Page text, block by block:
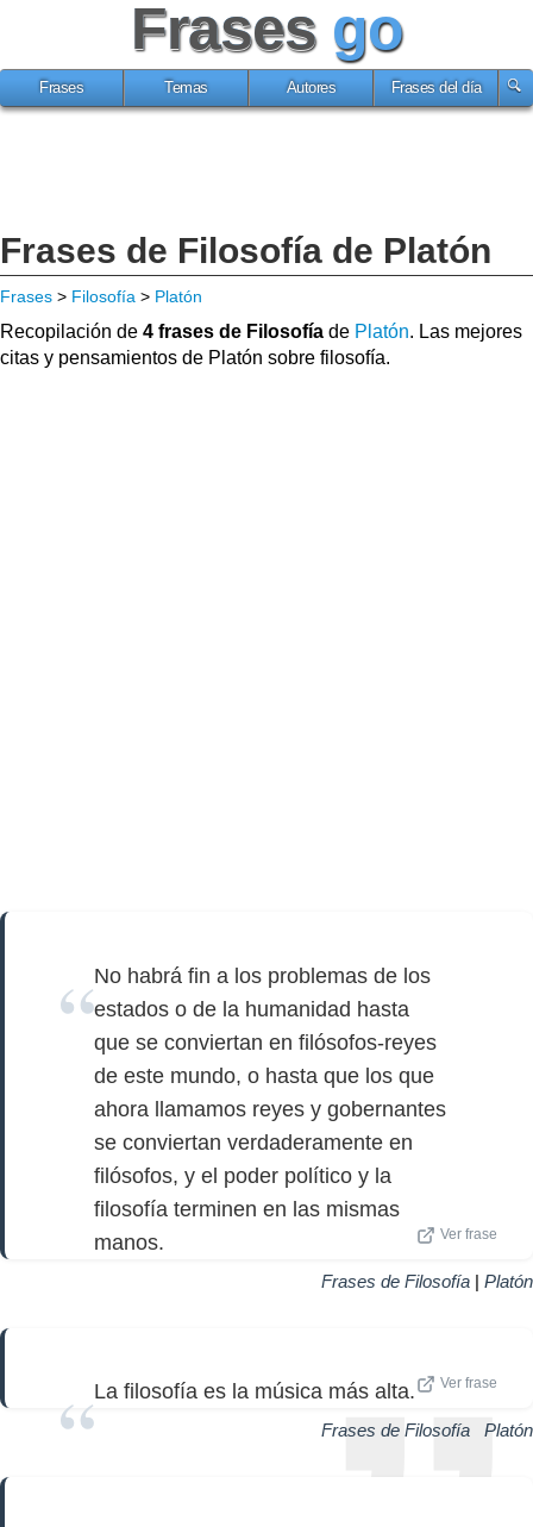
Frases go
Frases Temas Autores Frases del día
Frases de Filosofía de Platón
Frases > Filosofía > Platón
Recopilación de 4 frases de Filosofía de Platón. Las mejores
citas y pensamientos de Platón sobre filosofía.
No habrá fin a los problemas de los
estados o de la humanidad hasta
que se conviertan en filósofos-reyes
de este mundo, o hasta que los que
ahora llamamos reyes y gobernantes
se conviertan verdaderamente en
filósofos, y el poder político y la
filosofía terminen en las mismas
manos.
Ver frase
Frases de Filosofía | Platón
La filosofía es la música más alta. Ver frase
Frases de Filosofía Platón